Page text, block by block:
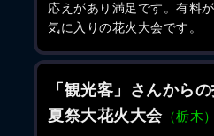
応えがあり満足です。有料
気に入りの花火大会です。
「観光客」さんから
夏祭大花火大会（栃木）